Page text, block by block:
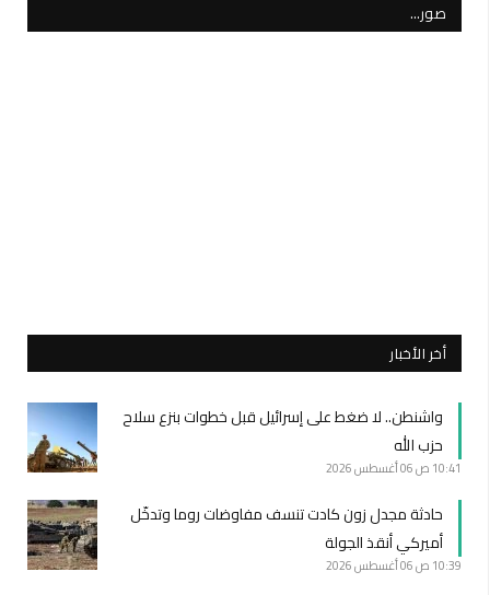
صور…
أخر الأخبار
واشنطن.. لا ضغط على إسرائيل قبل خطوات بنزع سلاح
حزب الله
10:41 ص 06 أغسطس 2026
حادثة مجدل زون كادت تنسف مفاوضات روما وتدخّل
أميركي أنقذ الجولة
10:39 ص 06 أغسطس 2026